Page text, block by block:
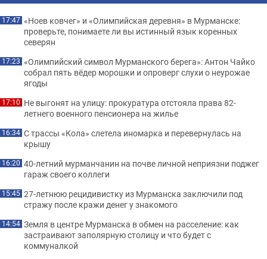
17:47 «Ноев ковчег» и «Олимпийская деревня» в Мурманске:
проверьте, понимаете ли вы истинный язык коренных
северян
17:23 «Олимпийский символ Мурманского берега»: Антон Чайко
собрал пять вёдер морошки и опроверг слухи о неурожае
ягоды
17:10 Не выгонят на улицу: прокуратура отстояла права 82-
летнего военного пенсионера на жилье
16:34 С трассы «Кола» слетела иномарка и перевернулась на
крышу
16:20 40-летний мурманчанин на почве личной неприязни поджег
гараж своего коллеги
15:45 27-летнюю рецидивистку из Мурманска заключили под
стражу после кражи денег у знакомого
14:54 Земля в центре Мурманска в обмен на расселение: как
застраивают заполярную столицу и что будет с
коммуналкой